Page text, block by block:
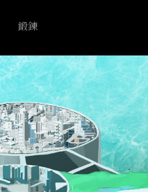
鍛錬
初心者旅団